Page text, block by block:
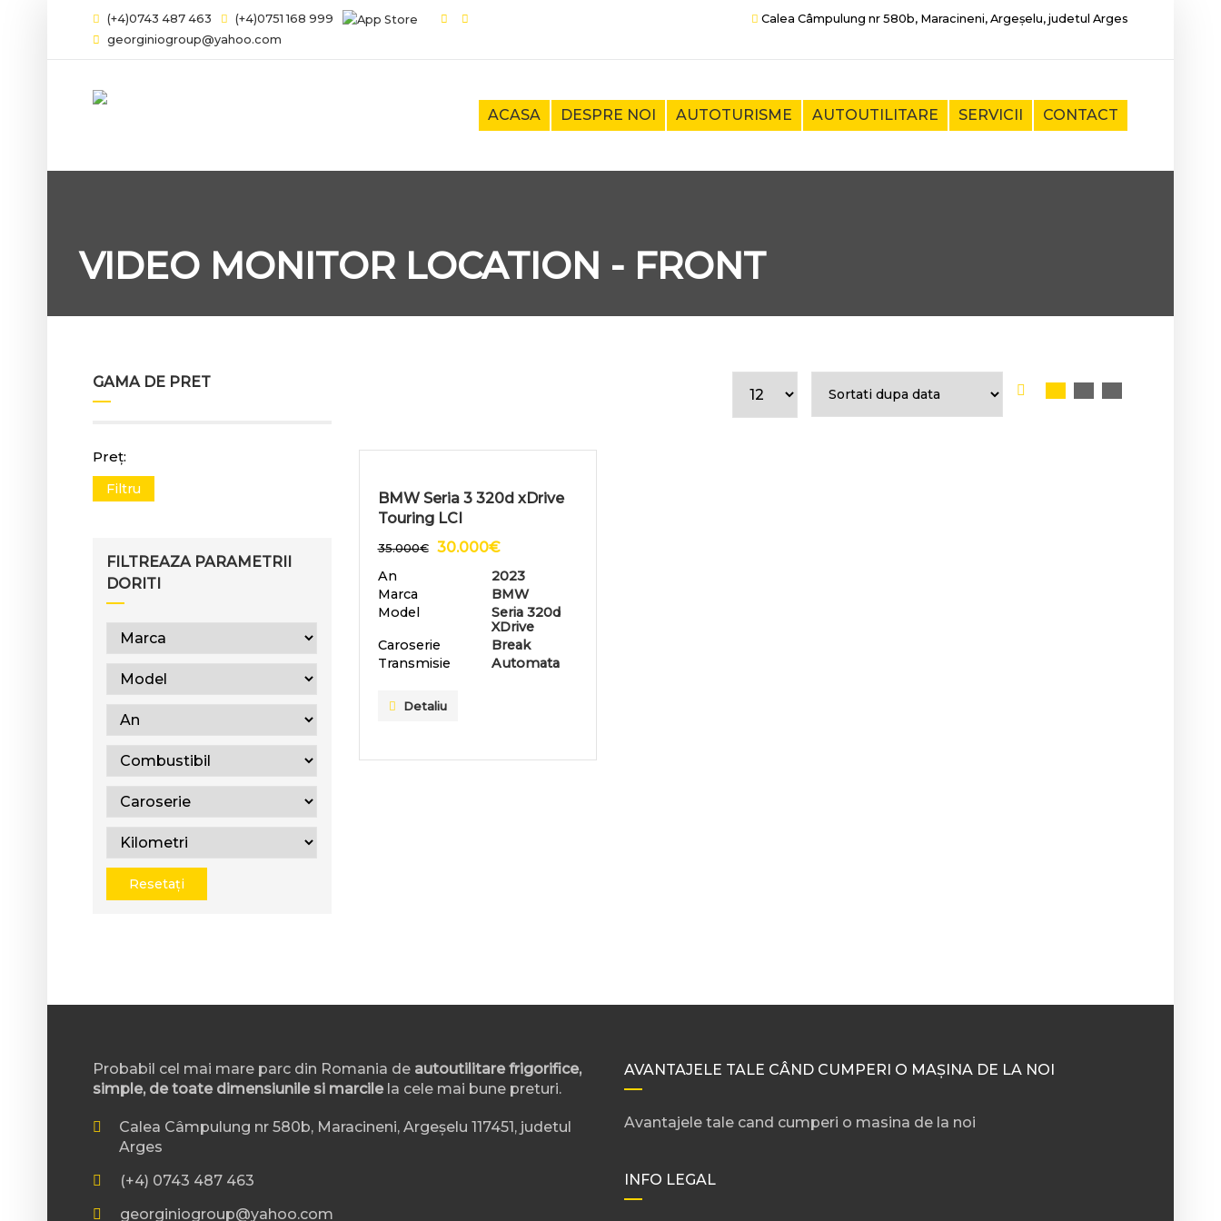
(+4)0743 487 463
(+4)0751 168 999
georginiogroup@yahoo.com
Calea Câmpulung nr 580b, Maracineni, Argeșelu, judetul Arges
ACASA DESPRE NOI AUTOTURISME AUTOUTILITARE SERVICII CONTACT
VIDEO MONITOR LOCATION - FRONT
GAMA DE PRET
Preț:
Filtru
FILTREAZA PARAMETRII
DORITI
Resetați
BMW Seria 3 320d xDrive
Touring LCI
35.000€ 30.000€
An
2023
Marca
BMW
Model
Seria 320d
XDrive
Caroserie
Break
Transmisie
Automata
Detaliu
Probabil cel mai mare parc din Romania de autoutilitare frigorifice,
simple, de toate dimensiunile si marcilela cele mai bune preturi.
Calea Câmpulung nr 580b, Maracineni, Argeșelu 117451, judetul
Arges
(+4) 0743 487 463
georginiogroup@yahoo.com
AVANTAJELE TALE CÂND CUMPERI O MAȘINA DE LA NOI
Avantajele tale cand cumperi o masina de la noi
INFO LEGAL